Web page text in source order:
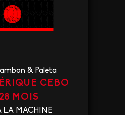
& Paleta
CEBO
MOIS
LA MACHINE